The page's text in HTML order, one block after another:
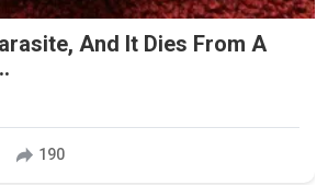
And It Dies From A
190